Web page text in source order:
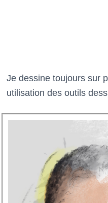
Je dessine toujours sur
utilisation des outils